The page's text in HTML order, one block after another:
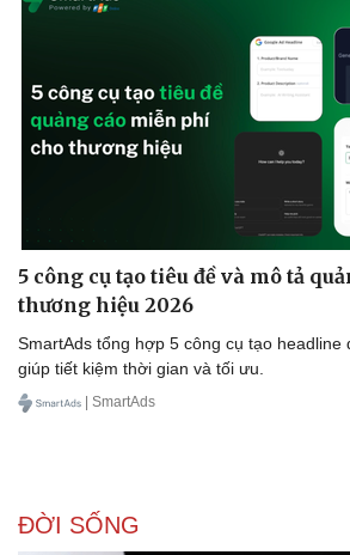
5 công cụ tạo tiêu đề và mô tả
thương hiệu 2026
SmartAds tổng hợp 5 công cụ tạo headline
giúp tiết kiệm thời gian và tối ưu.
| SmartAds
ĐỜI SỐNG